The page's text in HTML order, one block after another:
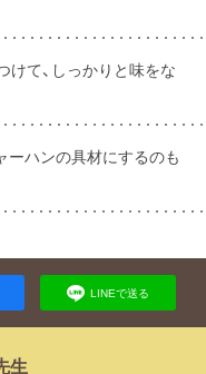
けて、しっかりと味をな
ーハンの具材にするのも
LINEで送る
生